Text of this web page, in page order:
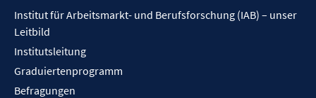
Institut für Arbeitsmarkt- und Berufsforschung (IAB) – unser
Leitbild
Institutsleitung
Graduiertenprogramm
Befragungen